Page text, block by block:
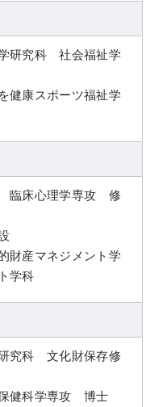
研究科 社会福祉学
健康スポーツ福祉学
臨床心理学専攻 修
財産マネジメント学
学科
究科 文化財保存修
健科学専攻 博士